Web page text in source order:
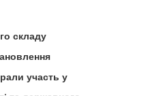
складу
участь у